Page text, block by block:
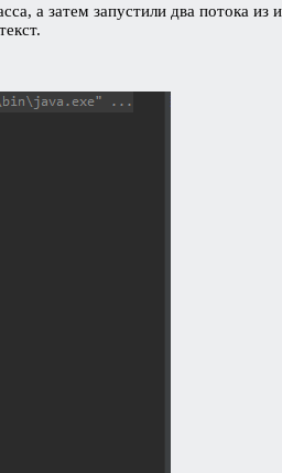
а затем запустили два потока